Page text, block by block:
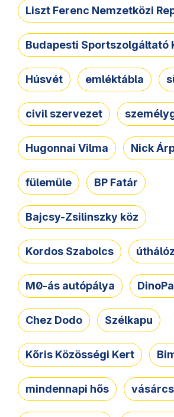
Liszt Ferenc Nemzetközi
Budapesti Sportszolgáltató
Húsvét emléktábla
civil szervezet
Hugonnai Vilma Nick
fülemüle BP Fatár
Bajcsy-Zsilinszky köz
Kordos Szabolcs
M0-ás autópálya
Chez Dodo Szélkapu
Kőris Közösségi Kert
mindennapi hős